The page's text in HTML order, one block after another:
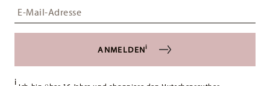
weniger als 49,90 € beträgt, fallen Versandkosten an. Für
Deutschland betragen diese 4,90 €. Für alle anderen Länder
Vereinigtes Königreich:Für Lieferungen ins Vereinigte
Königreich liegt der Mindestbestellwert bei £135, die
Lieferung erfolgt versandkostenfrei.
ANMELDENi
i